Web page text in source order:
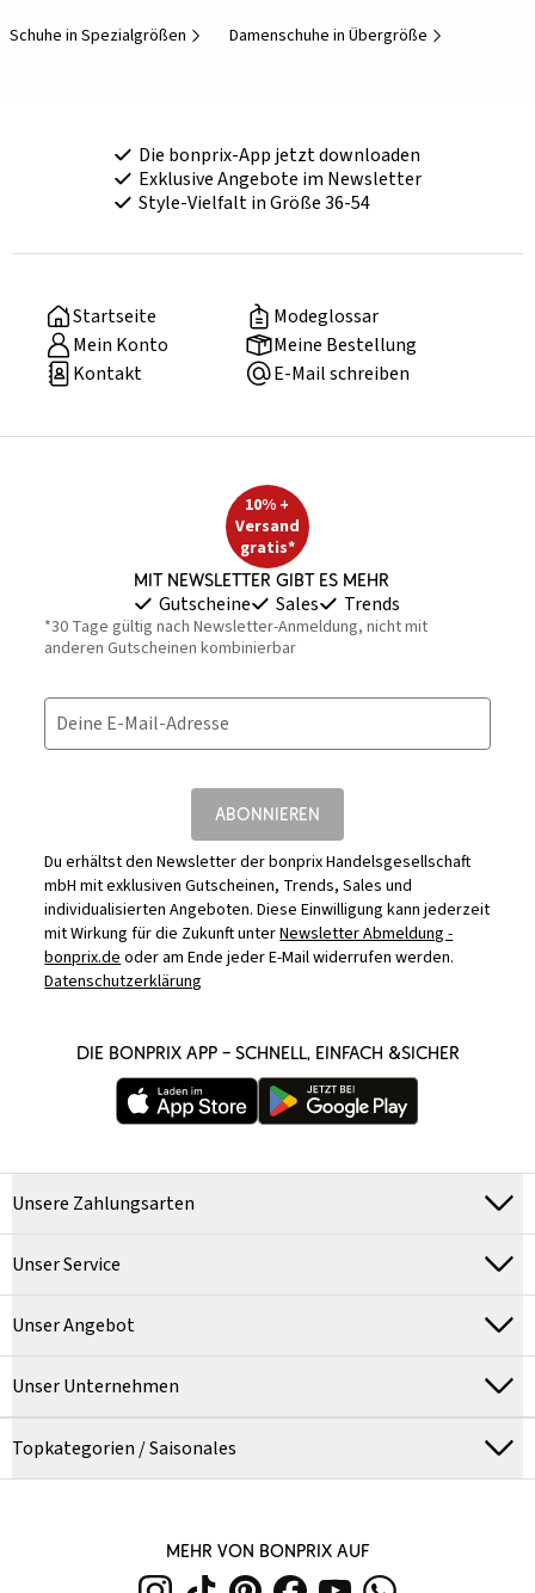
Schuhe in Spezialgrößen Damenschuhe in Übergröße
Die bonprix-App jetzt downloaden
Exklusive Angebote im Newsletter
Style-Vielfalt in Größe 36-54
Startseite
Modeglossar
Mein Konto
Meine Bestellung
Kontakt
E-Mail schreiben
10% +
Versand
gratis*
Mit Newsletter gibt es mehr
Gutscheine Sales Trends
*30 Tage gültig nach Newsletter-Anmeldung, nicht mit
anderen Gutscheinen kombinierbar
Deine E-Mail-Adresse
ABONNIEREN
Du erhältst den Newsletter der bonprix Handelsgesellschaft
mbH mit exklusiven Gutscheinen, Trends, Sales und
individualisierten Angeboten. Diese Einwilligung kann jederzeit
mit Wirkung für die Zukunft unterNewsletter Abmeldung -
bonprix.deoder am Ende jeder E-Mail widerrufen werden.
Datenschutzerklärung
DIE BONPRIX APP – SCHNELL, EINFACH &SICHER
Unsere Zahlungsarten
Unser Service
Unser Angebot
Unser Unternehmen
Topkategorien / Saisonales
MEHR VON BONPRIX AUF